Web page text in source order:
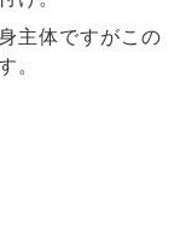
主体ですがこの
。